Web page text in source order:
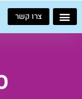
דילוג
לתוכן
צרו קשר